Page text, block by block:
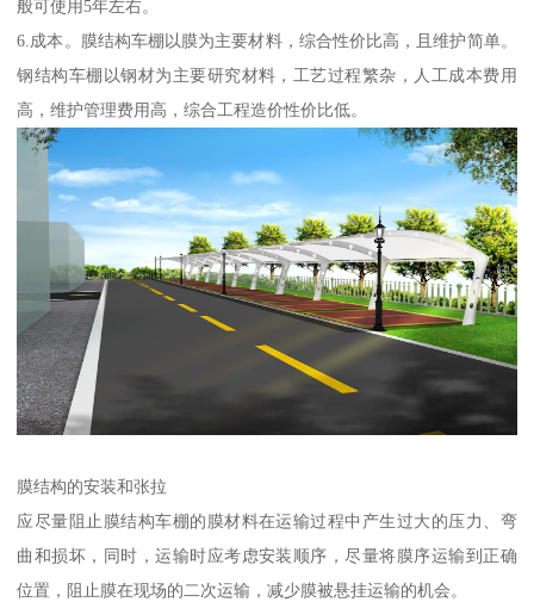
般可使用5年左右。
6.成本。膜结构车棚以膜为主要材料，综合性价比高，且维护简单。
钢结构车棚以钢材为主要研究材料，工艺过程繁杂，人工成本费用
高，维护管理费用高，综合工程造价性价比低。
膜结构的安装和张拉
应尽量阻止膜结构车棚的膜材料在运输过程中产生过大的压力、弯
曲和损坏，同时，运输时应考虑安装顺序，尽量将膜序运输到正确
位置，阻止膜在现场的二次运输，减少膜被悬挂运输的机会。